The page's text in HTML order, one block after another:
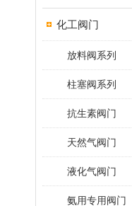
化工阀门
放料阀系列
柱塞阀系列
抗生素阀门
天然气阀门
液化气阀门
氨用专用阀门